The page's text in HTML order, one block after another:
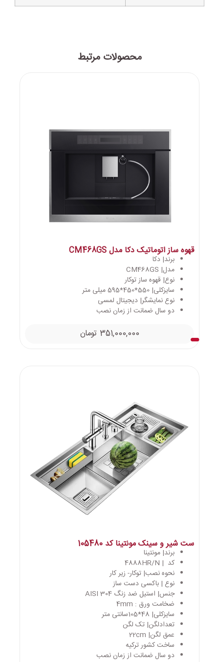
محصولات مرتبط
قهوه ساز اتوماتیک دکا مدل CM468GS
برند| دکا
مدل| CM468GS
نوع| قهوه ساز توکار
سایزکلی| 550*450*595 میلی متر
نوع نمایشگر| دیجیتال لمسی
دو سال ضمانت از زمان نصب
351,000,000 تومان
ست شیر و سینک مونتینا کد 105480
برند| مونتینا
کد | 4888HR/N
نحوه نصب| توکار- زیر کار
نوع | باکسی دست ساز
جنس| استیل ضد زنگ AISI 304
ضخامت ورق : 4mm
سایزکلی| 48*105سانتی متر
تعدادلگن| تک لگن
عمق لگن| 22cm
ساخت کشور ترکیه
دو سال ضمانت از زمان نصب